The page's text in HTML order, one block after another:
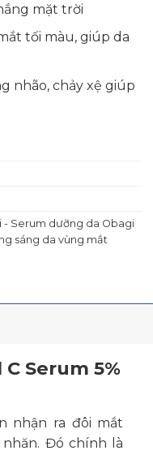
mặt trời
tối màu, giúp da
nhão, chảy xệ giúp
Serum dưỡng da Obagi
sáng da vùng mắt
Serum 5%
nhận ra đôi mắt
nhăn. Đó chính là